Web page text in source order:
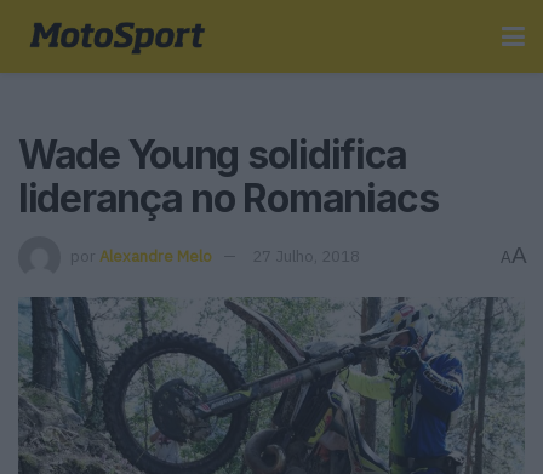
Wade Young solidifica
liderança no Romaniacs
por Alexandre Melo 27 Julho, 2018 AA